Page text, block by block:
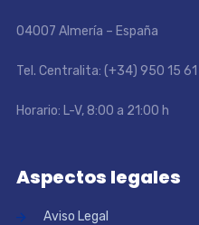
04007 Almería – España
Tel. Centralita: (+34) 950 15
Horario: L-V, 8:00 a 21:00 h
Aspectos legales
Aviso Legal